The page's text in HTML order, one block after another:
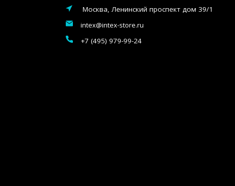
Москва, Ленинский проспект дом 39/1
intex@intex-store.ru
+7 (495) 979-99-24